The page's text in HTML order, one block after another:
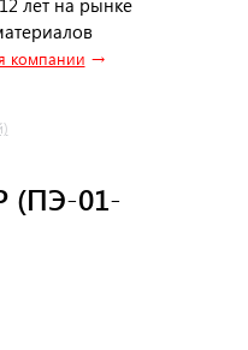
лет на рынке
компании →
(ПЭ-01-